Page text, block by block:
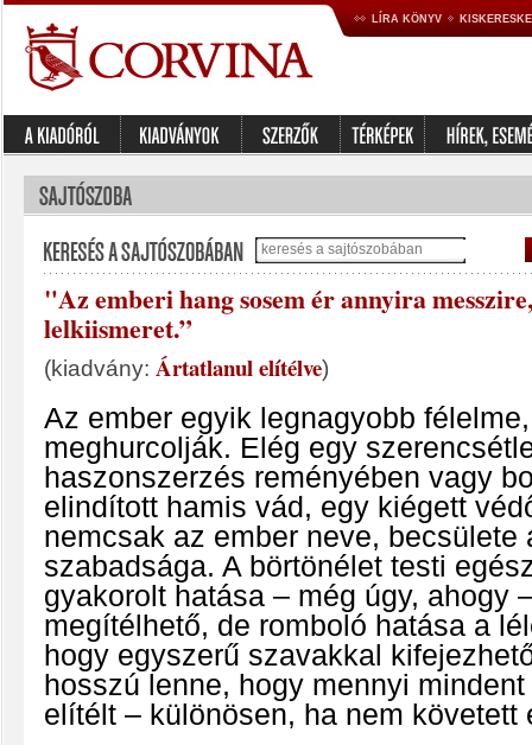
LÍRA KÖNYV
"Az emberi hang sosem ér annyira
lelkiismeret.”
(kiadvány: Ártatlanul elítélve)
Az ember egyik legnagyobb
meghurcolják. Elég egy
haszonszerzés reményében vagy
elindított hamis vád, egy kiégett
nemcsak az ember neve, becsülete
szabadsága. A börtönélet testi
gyakorolt hatása – még úgy, ahogy
megítélhető, de romboló hatása a
hogy egyszerű szavakkal
hosszú lenne, hogy mennyi
elítélt – különösen, ha nem követett